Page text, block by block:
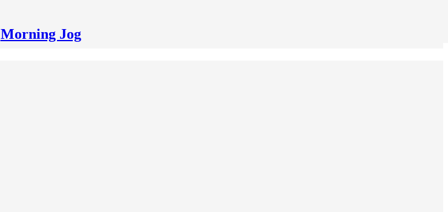
Morning Jog